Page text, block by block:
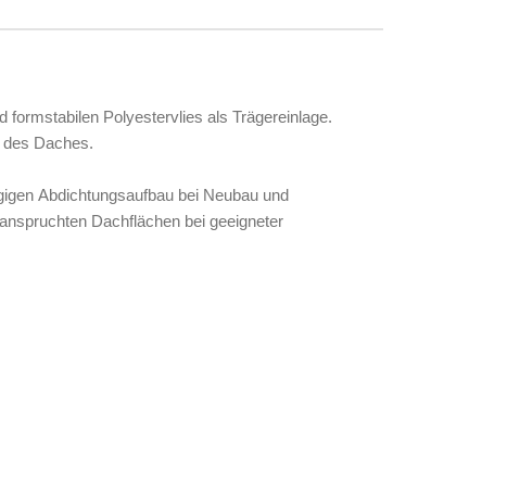
Polyestervlies als Trägereinlage.
Daches.
und